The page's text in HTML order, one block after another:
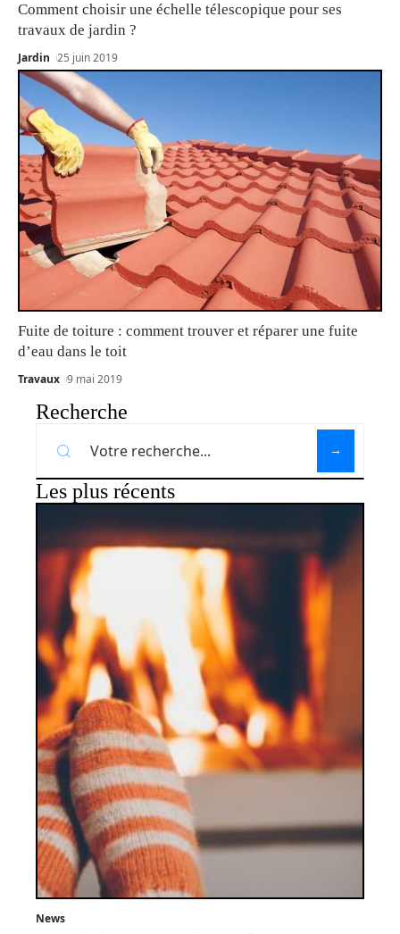
Comment choisir une échelle télescopique pour ses
travaux de jardin ?
Jardin 25 juin 2019
Fuite de toiture : comment trouver et réparer une fuite
d’eau dans le toit
Travaux 9 mai 2019
Recherche
Les plus récents
News